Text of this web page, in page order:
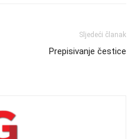
Sljedeći članak
Prepisivanje čestice